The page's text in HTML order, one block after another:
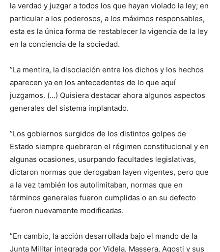
la verdad y juzgar a todos los que hayan violado la ley; en
particular a los poderosos, a los máximos responsables,
esta es la única forma de restablecer la vigencia de la ley
en la conciencia de la sociedad.
”La mentira, la disociación entre los dichos y los hechos
aparecen ya en los antecedentes de lo que aquí
juzgamos. (…) Quisiera destacar ahora algunos aspectos
generales del sistema implantado.
”Los gobiernos surgidos de los distintos golpes de
Estado siempre quebraron el régimen constitucional y en
algunas ocasiones, usurpando facultades legislativas,
dictaron normas que derogaban layen vigentes, pero que
a la vez también los autolimitaban, normas que en
términos generales fueron cumplidas o en su defecto
fueron nuevamente modificadas.
”En cambio, la acción desarrollada bajo el mando de la
Junta Militar integrada por Videla, Massera, Agosti y sus